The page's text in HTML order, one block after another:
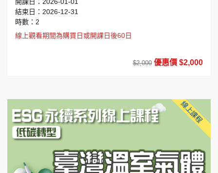
開課日：2026-01-01
結束日：2026-12-31
時數：2
線上觀看期間為購買日或開課日後60日
$2,000 優惠價 $2,000
線上課程